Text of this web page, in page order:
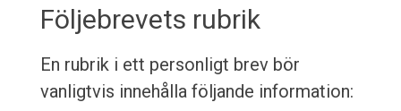
Följebrevets rubrik
En rubrik i ett personligt brev bör
vanligtvis innehålla följande information: